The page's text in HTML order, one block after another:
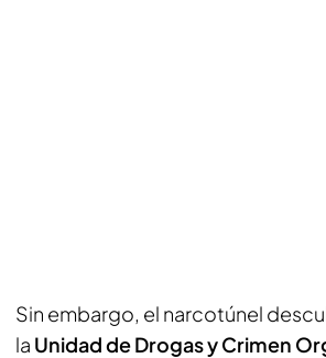
Sin embargo, el narcotúnel
la Unidad de Drogas y Crimen